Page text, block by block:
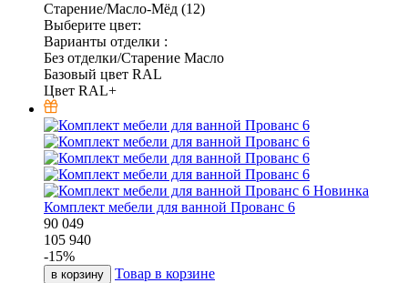
Старение/Масло-Мёд (12)
Выберите цвет:
Варианты отделки :
Без отделки/Старение Масло
Базовый цвет RAL
Цвет RAL+
Новинка
Комплект мебели для ванной Прованс 6
90 049
105 940
-15%
в корзину Товар в корзине